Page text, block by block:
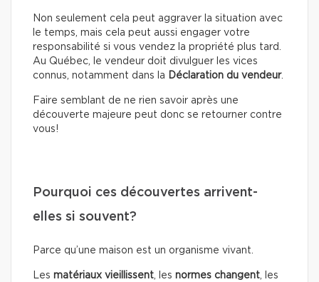
Non seulement cela peut aggraver la situation avec
le temps, mais cela peut aussi engager votre
responsabilité si vous vendez la propriété plus tard.
Au Québec, le vendeur doit divulguer les vices
connus, notamment dans la Déclaration du vendeur.
Faire semblant de ne rien savoir après une
découverte majeure peut donc se retourner contre
vous!
Pourquoi ces découvertes arrivent-
elles si souvent?
Parce qu’une maison est un organisme vivant.
Les matériaux vieillissent, les normes changent, les